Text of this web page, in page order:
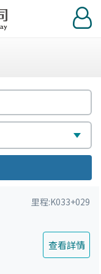
登
入
里程:K033+029
查看詳情